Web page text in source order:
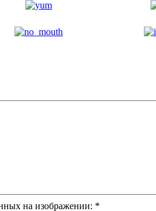
на изображении: *